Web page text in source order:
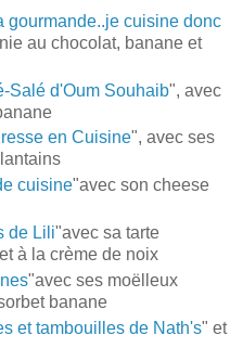
gourmande..je cuisine donc
au chocolat, banane et
Salé d'Oum Souhaib", avec
en Cuisine", avec ses
cuisine"avec son cheese
de Lili"avec sa tarte
à la crème de noix
"avec ses moëlleux
banane
et tambouilles de Nath's" et